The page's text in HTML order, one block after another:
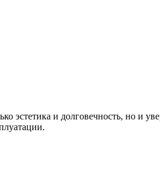
эстетика и долговечность, но